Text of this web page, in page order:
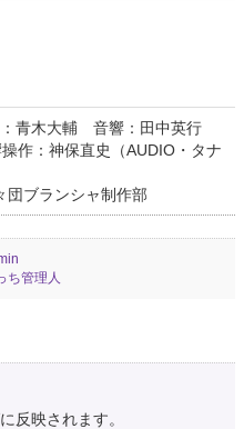
青木大輔 音響：田中英行
作：神保直史（AUDIO・タナ
ブランシャ制作部
ち管理人
反映されます。